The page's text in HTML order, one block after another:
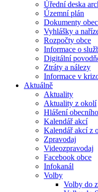
Úřední deska
Územní plán
Dokumenty
Vyhlášky a
Rozpočty obce
Informace o
Digitální
Ztráty a nálezy
Informace v
Aktuálně
Aktuality
Aktuality z okolí
Hlášení
Kalendář akcí
Kalendář akcí z
Zpravodaj
Videozpravodaj
Facebook obce
Infokanál
Volby
Volby do